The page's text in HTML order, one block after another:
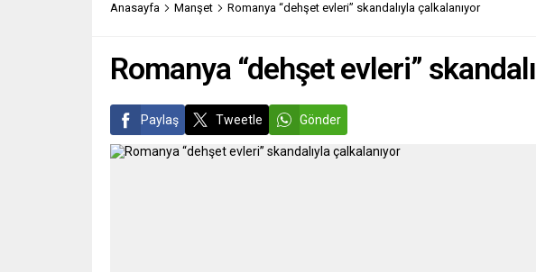
Anasayfa Manşet Romanya “dehşet evleri” skandalıyla çalkalanıyor
Romanya “dehşet evleri”
Paylaş Tweetle Gönder